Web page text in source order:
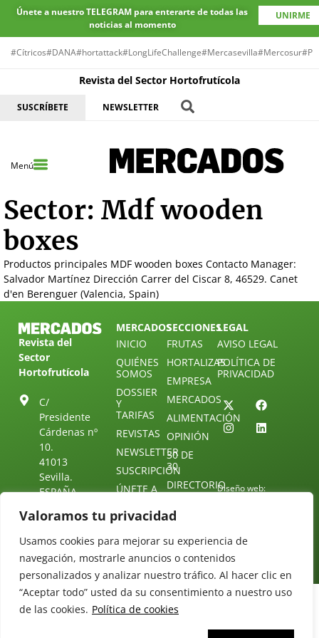
Valoramos tu privacidad
Usamos cookies para mejorar su experiencia de
navegación, mostrarle anuncios o contenidos
personalizados y analizar nuestro tráfico. Al hacer clic en
“Aceptar todo” usted da su consentimiento a nuestro uso
de las cookies. Política de cookies
Únete a nuestro TELEGRAM para enterarte de todas las
noticias al momento
UNIRME
#Cítricos#DANA#hortattack#LongLifeChallenge#Mercasevilla#Mercosur
Revista del Sector Hortofrutícola
SUSCRÍBETE NEWSLETTER
Menú
Sector: Mdf wooden
boxes
Productos principales MDF wooden boxes Contacto Manager:
Salvador Martínez Dirección Carrer del Ciscar 8, 46529. Canet
d'en Berenguer (Valencia, Spain)
Revista del
Sector
Hortofrutícola
C/
Presidente
Cárdenas nº
10.
41013
Sevilla.
ESPAÑA
Tel: (+34) 954
redaccion@revistamercados.com
MERCADOS
INICIO
QUIÉNES
SOMOS
DOSSIER
Y
TARIFAS
REVISTAS
NEWSLETTER
SUSCRIPCIÓN
ÚNETE A
TELEGRAM
SECCIONES
FRUTAS
HORTALIZAS
EMPRESA
MERCADOS
ALIMENTACIÓN
OPINIÓN
30 DE
30
DIRECTORIO
LEGAL
AVISO LEGAL
POLÍTICA DE
PRIVACIDAD
Diseño web: